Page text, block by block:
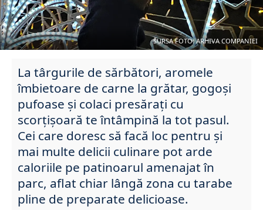
SURSA FOTO: ARHIVA COMPANIEI
La târgurile de sărbători, aromele
îmbietoare de carne la grătar, gogoși
pufoase și colaci presărați cu
scorțișoară te întâmpină la tot pasul.
Cei care doresc să facă loc pentru și
mai multe delicii culinare pot arde
caloriile pe patinoarul amenajat în
parc, aflat chiar lângă zona cu tarabe
pline de preparate delicioase.